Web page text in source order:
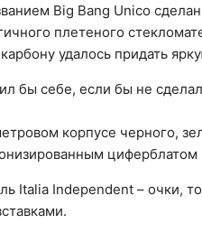
Big Bang Unico
плетеного
удалось придать
бы себе, если бы не
корпусе черного,
циферблатом
Italia Independent – очки,